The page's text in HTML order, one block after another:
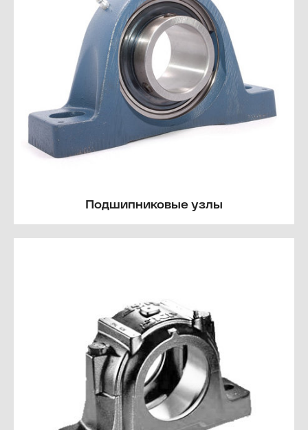
Подшипниковые узлы